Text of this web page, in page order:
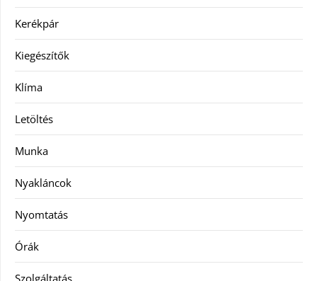
Kerékpár
Kiegészítők
Klíma
Letöltés
Munka
Nyakláncok
Nyomtatás
Órák